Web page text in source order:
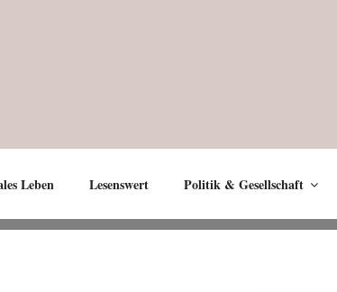
Leben Lesenswert Politik & Gesellschaft